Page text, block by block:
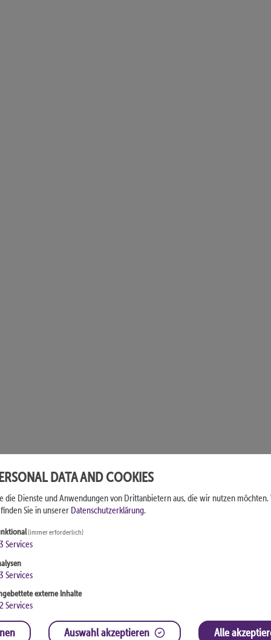
DATA AND COOKIES
die Dienste und Anwendungen von Drittanbietern aus, die wir nutzen möchten.
Sie in unserer Datenschutzerklärung.
(immer erforderlich)
3 Services
3 Services
externe Inhalte
2Services
Auswahl akzeptieren Alle